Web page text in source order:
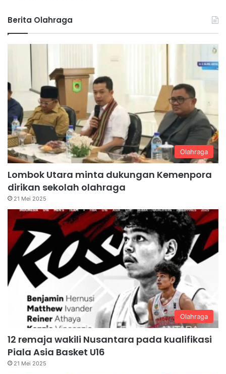
Berita Olahraga
Olahraga
Lombok Utara minta dukungan Kemenpora
dirikan sekolah olahraga
21 Mei 2025
Olahraga
12 remaja wakili Nusantara pada kualifikasi
Piala Asia Basket U16
21 Mei 2025